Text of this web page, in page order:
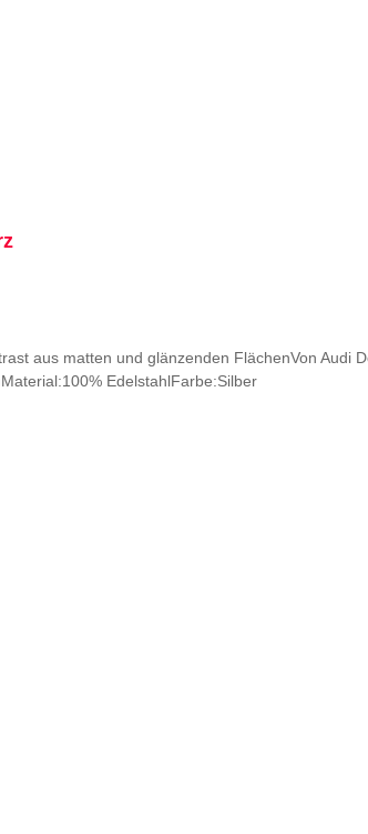
aus matten und glänzenden FlächenVon
EdelstahlFarbe:Silber